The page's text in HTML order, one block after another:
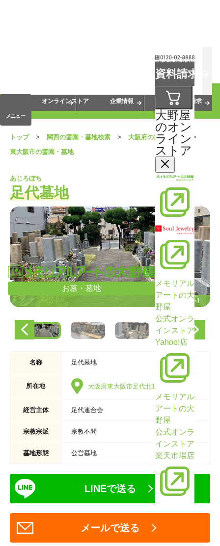
お墓・墓地
資料請求
大野屋
のオン
ライン
ストア
メモリアル
アートの大
野屋
公式オンラ
インストア
Yahoo!店
メモリアル
アートの大
野屋
公式オンラ
インストア
楽天市場店
メニュー
会員サービス
オンラインストア
企業情報 資料請求
トップ 関西の霊園・墓地検索
大阪府の霊園・墓地
東大阪市の霊園・墓地
あじろぼち
足代墓地
墓域の様子1
墓域の様子1
名称 足代墓地
所在地 大阪府東大阪市足代北1丁目18-15
経営主体 足代連合会
宗教宗派 宗教不問
墓地形態 公営墓地
LINEで送る
メールで送る